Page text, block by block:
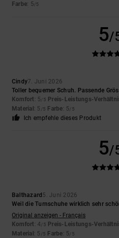
Farbe: 5/5
5/
Cindy7. Juni 2026
Toller bequemer Schuh. Passende
Komfort: 5/5 Preis-Leistungs-
Material : 5 /5 Farbe: 5/5
Ich empfehle dieses Produkt
5/
Balthazard 5. Juni 2026
Weil die Turnschuhe wirklich sehr
Original anzeigen - Français
Komfort: 4/5 Preis-Leistungs-
Material : 5 /5 Farbe: 5/5